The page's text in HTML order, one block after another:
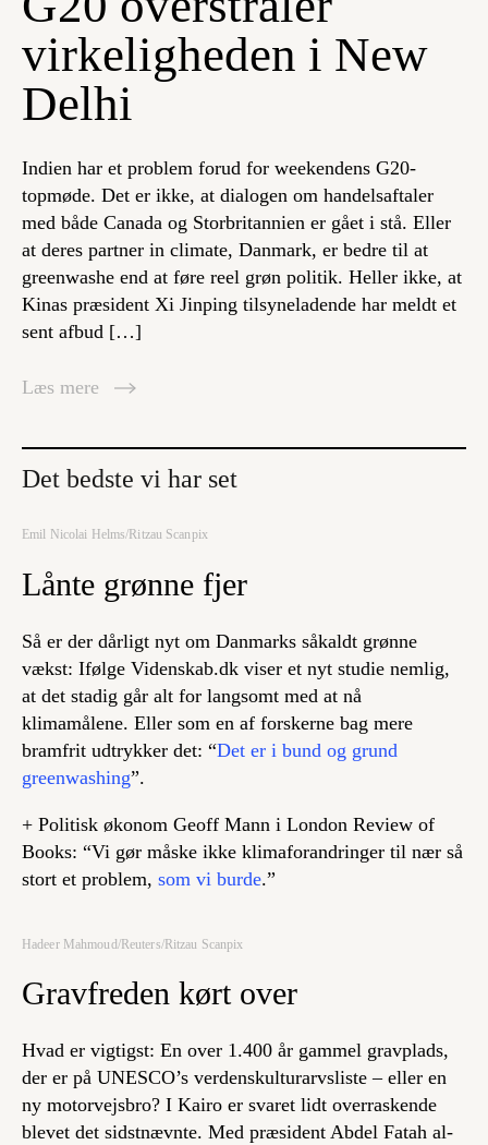
virkeligheden i New
Delhi
Indien har et problem forud for weekendens G20-
topmøde. Det er ikke, at dialogen om handelsaftaler
med både Canada og Storbritannien er gået i stå. Eller
at deres partner in climate, Danmark, er bedre til at
greenwashe end at føre reel grøn politik. Heller ikke, at
Kinas præsident Xi Jinping tilsyneladende har meldt et
sent afbud […]
Læs mere
Det bedste vi har set
Emil Nicolai Helms/Ritzau Scanpix
Lånte grønne fjer
Så er der dårligt nyt om Danmarks såkaldt grønne
vækst: Ifølge Videnskab.dk viser et nyt studie nemlig,
at det stadig går alt for langsomt med at nå
klimamålene. Eller som en af forskerne bag mere
bramfrit udtrykker det: “Det er i bund og grund
greenwashing”.
+ Politisk økonom Geoff Mann i London Review of
Books: “Vi gør måske ikke klimaforandringer til nær så
stort et problem, som vi burde.”
Hadeer Mahmoud/Reuters/Ritzau Scanpix
Gravfreden kørt over
Hvad er vigtigst: En over 1.400 år gammel gravplads,
der er på UNESCO’s verdenskulturarvsliste – eller en
ny motorvejsbro? I Kairo er svaret lidt overraskende
blevet det sidstnævnte. Med præsident Abdel Fatah al-